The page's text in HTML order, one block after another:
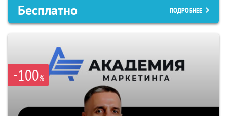
Бесплатно ПОДРОБНЕЕ
-100%